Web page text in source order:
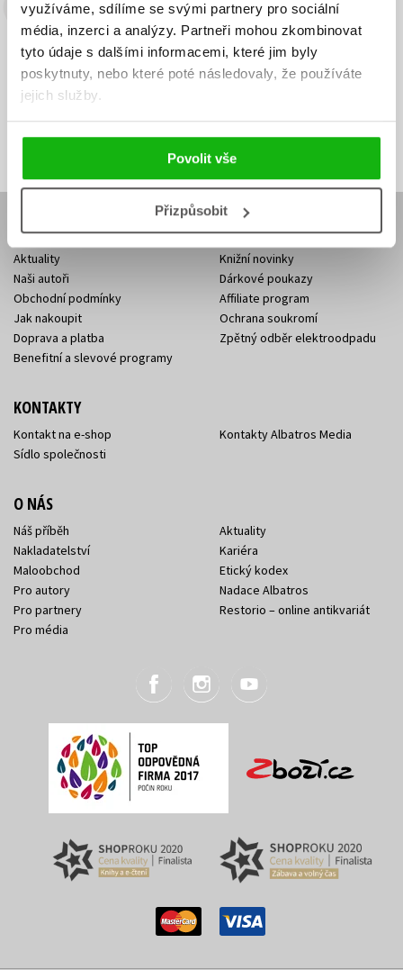
využíváme, sdílíme se svými partnery pro sociální
média, inzerci a analýzy. Partneři mohou zkombinovat
tyto údaje s dalšími informacemi, které jim byly
poskytnuty, nebo které poté následovaly, že používáte
jejich služby.
Povolit vše
Přizpůsobit
Budete to vědět jako první!
Zajímá Vás, jaký knižní hit právě vychází, na jaké zboží je výhodná
sleva, jaká běží soutěž o ceny? Přihlášením k odběru našich e-
mailových novinek
Vaše e-
mailová
Vaše e-
mailová
Vaše e-mailová adresa Přihlásit se
E-SHOP
Aktuality
Naši autoři
Obchodní podmínky
Jak nakoupit
Doprava a platba
Benefitní a slevové programy
Knižní novinky
Dárkové poukazy
Affiliate program
Ochrana soukromí
Zpětný odběr elektroodpadu
KONTAKTY
Kontakt na e-shop
Sídlo společnosti
Kontakty Albatros Media
O NÁS
Náš příběh
Nakladatelství
Maloobchod
Pro autory
Pro partnery
Pro média
Aktuality
Kariéra
Etický kodex
Nadace Albatros
Restorio – online antikvariát